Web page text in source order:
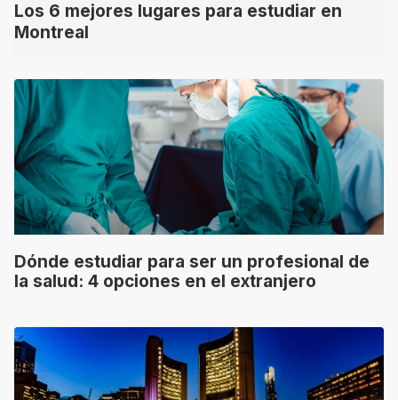
Los 6 mejores lugares para estudiar en
Montreal
Dónde estudiar para ser un profesional de
la salud: 4 opciones en el extranjero